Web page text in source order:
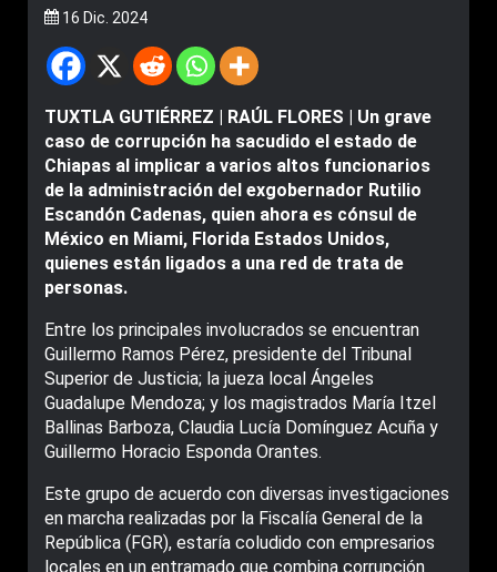
16 Dic. 2024
TUXTLA GUTIÉRREZ | RAÚL FLORES | Un grave
caso de corrupción ha sacudido el estado de
Chiapas al implicar a varios altos funcionarios
de la administración del exgobernador Rutilio
Escandón Cadenas, quien ahora es cónsul de
México en Miami, Florida Estados Unidos,
quienes están ligados a una red de trata de
personas.
Entre los principales involucrados se encuentran
Guillermo Ramos Pérez, presidente del Tribunal
Superior de Justicia; la jueza local Ángeles
Guadalupe Mendoza; y los magistrados María Itzel
Ballinas Barboza, Claudia Lucía Domínguez Acuña y
Guillermo Horacio Esponda Orantes.
Este grupo de acuerdo con diversas investigaciones
en marcha realizadas por la Fiscalía General de la
República (FGR), estaría coludido con empresarios
locales en un entramado que combina corrupción